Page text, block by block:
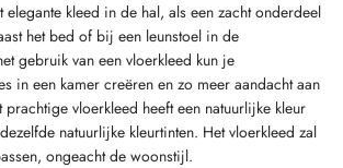
kleed in de hal, als een zacht onderdeel
het bed of bij een leunstoel in de
gebruik van een vloerkleed kun je
in een kamer creëren en zo meer aandacht aan
prachtige vloerkleed heeft een natuurlijke kleur
natuurlijke kleurtinten. Het vloerkleed zal
ongeacht de woonstijl.